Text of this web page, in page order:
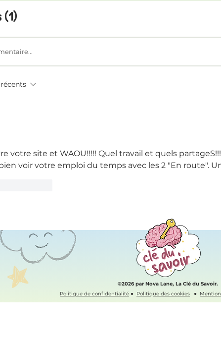
(1)
votre site et WAOU!!!!! Quel travail et quels
voir votre emploi du temps avec les 2 "En route".
©2026 par Nova Lane, La Clé du Savoir.
Politique de confidentialité
Politique des cookies
● ●